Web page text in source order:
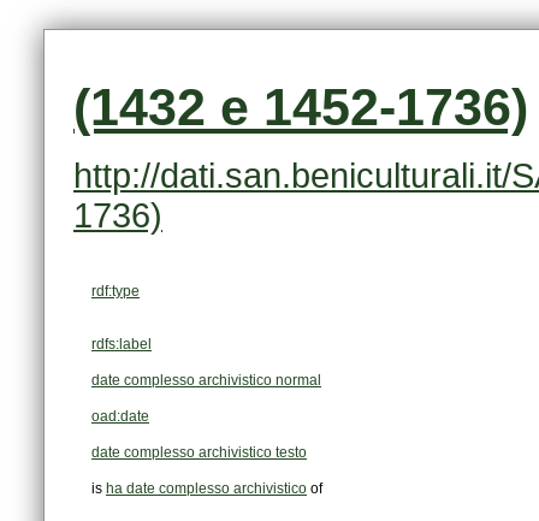
(1432 e 1452-1736)
1736)
rdf:type
rdfs:label
date complesso archivistico normal
oad:date
date complesso archivistico testo
is ha date complesso archivistico of